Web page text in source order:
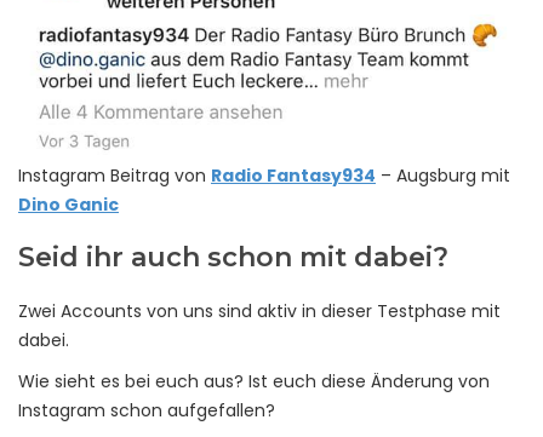
Instagram Beitrag von Radio Fantasy934 – Augsburg mit
Dino Ganic
Seid ihr auch schon mit dabei?
Zwei Accounts von uns sind aktiv in dieser Testphase mit
dabei.
Wie sieht es bei euch aus? Ist euch diese Änderung von
Instagram schon aufgefallen?